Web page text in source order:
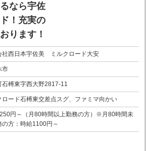
なら宇佐
！充実の
ります！
社西日本宇佐美 ミルクロード大安
市
石榑東字西大野2817-11
ロード石榑東交差点スグ、ファミマ向かい
円～（月80時間以上勤務の方）※月80時間未
の方：時給1100円～